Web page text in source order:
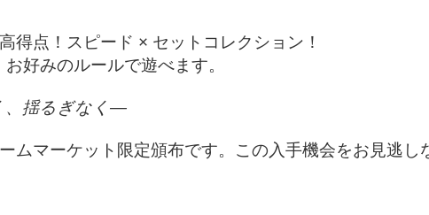
得点！スピード × セットコレクション！
好みのルールで遊べます。
、揺るぎなく―
ムマーケット限定頒布です。この入手機会をお見逃し